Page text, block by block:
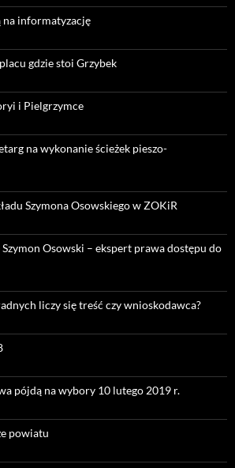
na informatyzację
gdzie stoi Grzybek
i Pielgrzymce
na wykonanie ścieżek pieszo-
Szymona Osowskiego w ZOKiR
Osowski – ekspert prawa dostępu do
liczy się treść czy wnioskodawca?
pójdą na wybory 10 lutego 2019 r.
powiatu